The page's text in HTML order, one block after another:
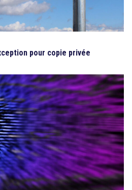
pour copie privée